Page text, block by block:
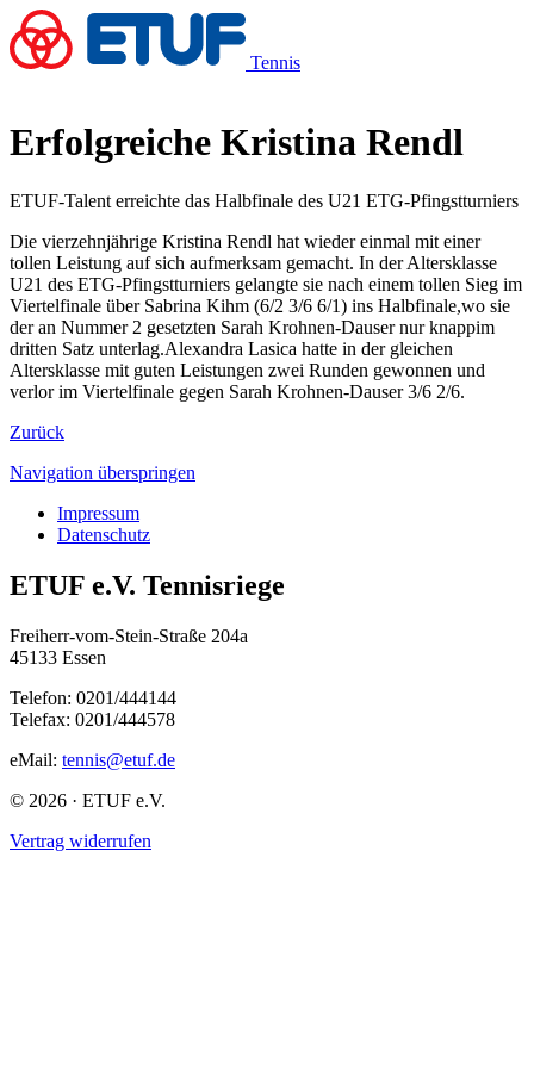
Tennis
Erfolgreiche Kristina Rendl
ETUF-Talent erreichte das Halbfinale des U21 ETG-Pfingstturniers
Die vierzehnjährige Kristina Rendl hat wieder einmal mit einer
tollen Leistung auf sich aufmerksam gemacht. In der Altersklasse
U21 des ETG-Pfingstturniers gelangte sie nach einem tollen Sieg im
Viertelfinale über Sabrina Kihm (6/2 3/6 6/1) ins Halbfinale,wo sie
der an Nummer 2 gesetzten Sarah Krohnen-Dauser nur knappim
dritten Satz unterlag.Alexandra Lasica hatte in der gleichen
Altersklasse mit guten Leistungen zwei Runden gewonnen und
verlor im Viertelfinale gegen Sarah Krohnen-Dauser 3/6 2/6.
Zurück
Navigation überspringen
Impressum
Datenschutz
ETUF e.V. Tennisriege
Freiherr-vom-Stein-Straße 204a
45133 Essen
Telefon: 0201/444144
Telefax: 0201/444578
eMail: tennis@etuf.de
© 2026 · ETUF e.V.
Vertrag widerrufen